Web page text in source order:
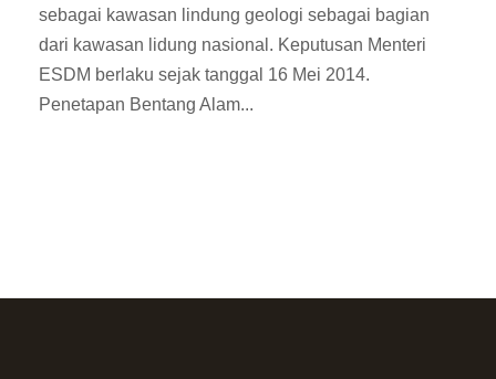
sebagai kawasan lindung geologi sebagai bagian
dari kawasan lidung nasional. Keputusan Menteri
ESDM berlaku sejak tanggal 16 Mei 2014.
Penetapan Bentang Alam...